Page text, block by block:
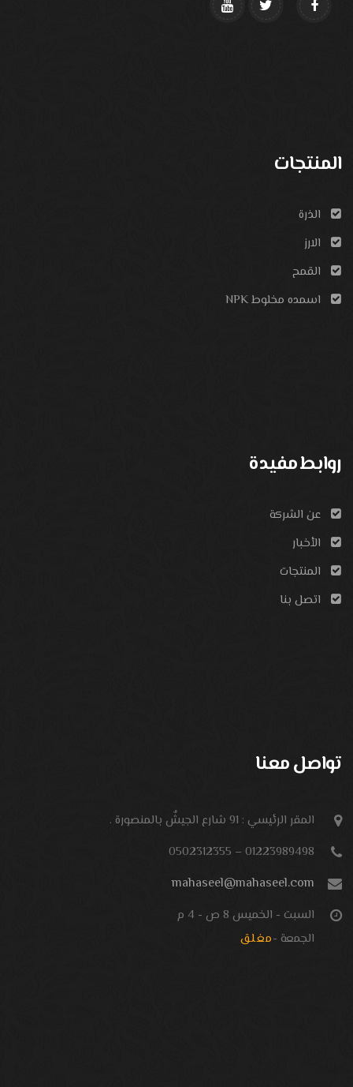
المنتجات
الذرة
الارز
القمح
اسمده مخلوط NPK
روابط مفيدة
عن الشركة
الأخبار
المنتجات
اتصل بنا
تواصل معنا
المقر الرئيسي : 91 شارع الجيشٌ بالمنصورة .
01223989498 – 0502312355
mahaseel@mahaseel.com
السبت - الخميس 8 ص - 4 م
الجمعة -مغلق